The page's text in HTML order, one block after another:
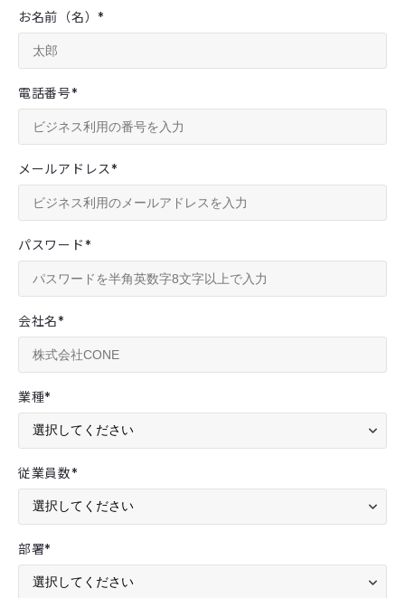
お名前（名）*
電話番号*
メールアドレス*
パスワード*
会社名*
業種*
従業員数*
部署*